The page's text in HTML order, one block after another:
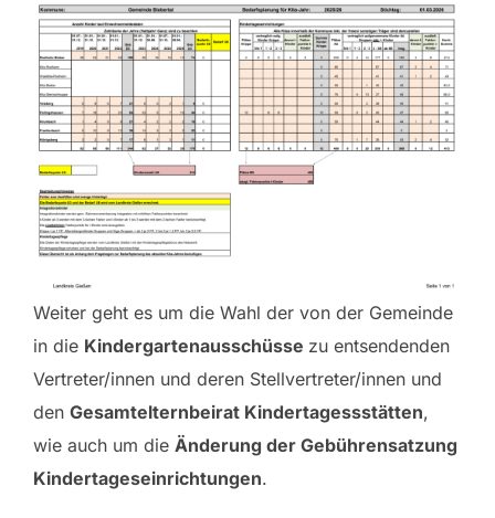
Weiter geht es um die Wahl der von der Gemeinde
in die Kindergartenausschüsse zu entsendenden
Vertreter/innen und deren Stellvertreter/innen und
den Gesamtelternbeirat Kindertagessstätten,
wie auch um die Änderung der Gebührensatzung
Kindertageseinrichtungen.